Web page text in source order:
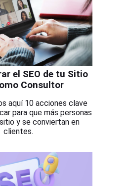
el SEO de tu Sitio
Consultor
aquí 10 acciones clave
para que más personas
y se conviertan en
clientes.